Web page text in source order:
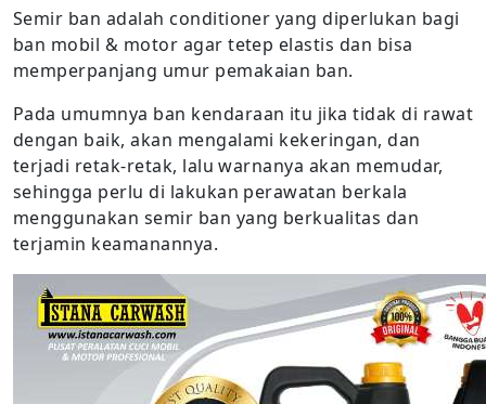
Semir ban adalah conditioner yang diperlukan bagi
ban mobil & motor agar tetep elastis dan bisa
memperpanjang umur pemakaian ban.
Pada umumnya ban kendaraan itu jika tidak di rawat
dengan baik, akan mengalami kekeringan, dan
terjadi retak-retak, lalu warnanya akan memudar,
sehingga perlu di lakukan perawatan berkala
menggunakan semir ban yang berkualitas dan
terjamin keamanannya.